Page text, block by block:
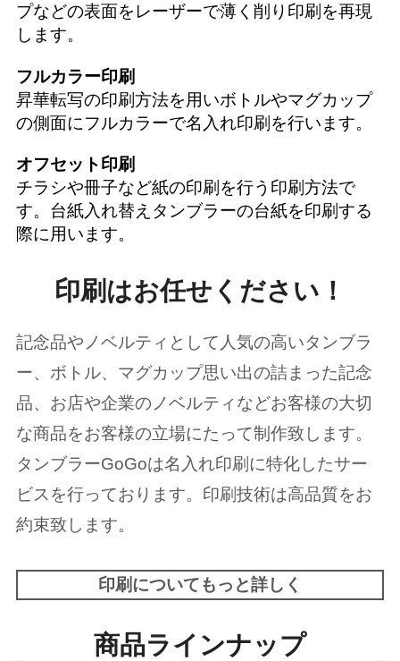
プなどの表面をレーザーで薄く削り印刷を再現
します。
フルカラー印刷
昇華転写の印刷方法を用いボトルやマグカップ
の側面にフルカラーで名入れ印刷を行います。
オフセット印刷
チラシや冊子など紙の印刷を行う印刷方法で
す。台紙入れ替えタンブラーの台紙を印刷する
際に用います。
印刷はお任せください！
記念品やノベルティとして人気の高いタンブラ
ー、ボトル、マグカップ思い出の詰まった記念
品、お店や企業のノベルティなどお客様の大切
な商品をお客様の立場にたって制作致します。
タンブラーGoGoは名入れ印刷に特化したサー
ビスを行っております。印刷技術は高品質をお
約束致します。
印刷についてもっと詳しく
商品ラインナップ